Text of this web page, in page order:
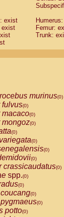
(1)
(0)
(0)
(0)
(0)
(0)
(0)
(0)
(0)
(0)
(0)
(0)
(0)
cana
calvus
exist
exist
Femur:
Trunk:
murinus(0)
fulvus(0)
macaco(0)
mongoz(0)
(0)
(0)
(0)
(0)
crassicaudatus(0)
spp.(0)
(0)
(0)
(0)
potto(0)